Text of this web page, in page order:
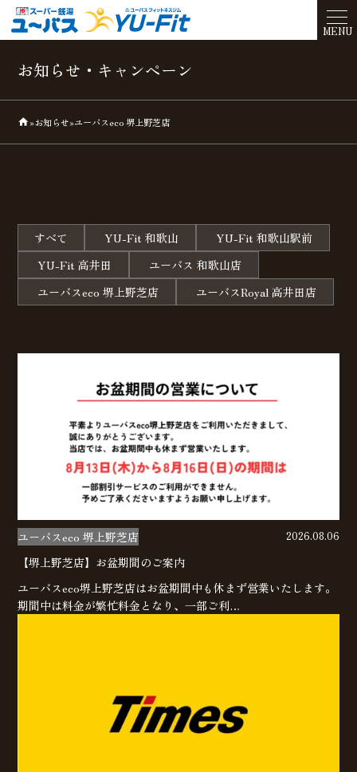
お知らせ・キャンペーン
home»お知らせ»ユーバスeco 堺上野芝店
すべて YU-Fit 和歌山
YU-Fit 和歌山駅前
YU-Fit 高井田
ユーバス 和歌山店
ユーバスeco 堺上野芝店
ユーバスRoyal 高井田店
ユーバスeco 堺上野芝店 2026.08.06
【堺上野芝店】お盆期間のご案内
ユーバスeco堺上野芝店はお盆期間中も休まず営業いたします。
期間中は料金が繁忙料金となり、一部ご利…